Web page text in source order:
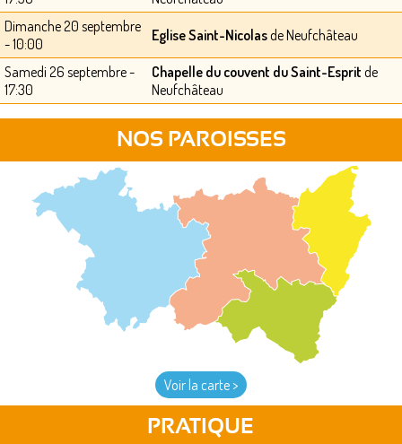
Dimanche 20 septembre
- 10:00
Eglise Saint-Nicolasde Neufchâteau
Samedi 26 septembre -
17:30
Chapelle du couvent du Saint-Esprit de
Neufchâteau
NOS PAROISSES
Voir la carte >
PRATIQUE